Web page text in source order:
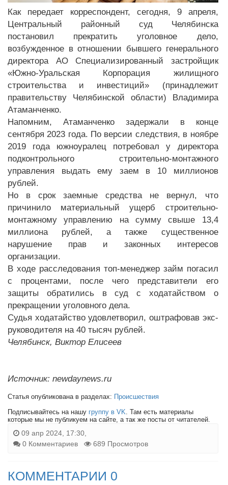
Как передает корреспондент, сегодня, 9 апреля,
Центральный районный суд Челябинска
постановил прекратить уголовное дело,
возбужденное в отношении бывшего генерального
директора АО Специализированный застройщик
«Южно-Уральская Корпорация жилищного
строительства и инвестиций» (принадлежит
правительству Челябинской области) Владимира
Атаманченко.
Напомним, Атаманченко задержали в конце
сентября 2023 года. По версии следствия, в ноябре
2019 года южноуралец потребовал у директора
подконтрольного строительно-монтажного
управления выдать ему заем в 10 миллионов
рублей.
Но в срок заемные средства не вернул, что
причинило материальный ущерб строительно-
монтажному управлению на сумму свыше 13,4
миллиона рублей, а также существенное
нарушение прав и законных интересов
организации.
В ходе расследования топ-менеджер займ погасил
с процентами, после чего представители его
защиты обратились в суд с ходатайством о
прекращении уголовного дела.
Судья ходатайство удовлетворил, оштрафовав экс-
руководителя на 40 тысяч рублей.
Челябинск, Виктор Елисеев
Источник: newdaynews.ru
Статья опубликована в разделах: Происшествия
Подписывайтесь на нашу группу в VK . Там есть материалы
которые мы не публикуем на сайте, а так же посты от читателей.
09 апр 2024, 17:30,
0 Комментариев
689 Просмотров
КОММЕНТАРИИ 0